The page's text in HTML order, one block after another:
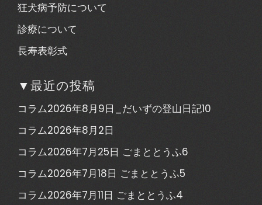
狂犬病予防について
診療について
長寿表彰式
▼最近の投稿
コラム2026年8月9日_だいずの登山日記10
コラム2026年8月2日
コラム2026年7月25日 ごまととうふ6
コラム2026年7月18日 ごまととうふ5
コラム2026年7月11日 ごまととうふ4